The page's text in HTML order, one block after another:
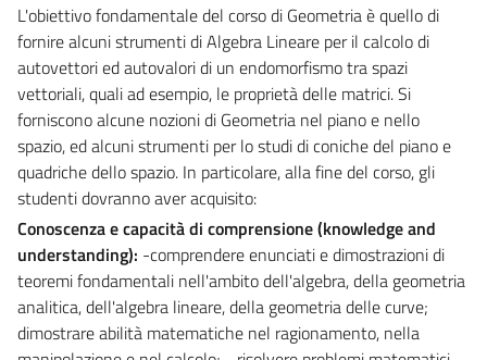
L'obiettivo fondamentale del corso di Geometria è quello di
fornire alcuni strumenti di Algebra Lineare per il calcolo di
autovettori ed autovalori di un endomorfismo tra spazi
vettoriali, quali ad esempio, le proprietà delle matrici. Si
forniscono alcune nozioni di Geometria nel piano e nello
spazio, ed alcuni strumenti per lo studi di coniche del piano e
quadriche dello spazio. In particolare, alla fine del corso, gli
studenti dovranno aver acquisito:
Conoscenza e capacità di comprensione (knowledge and
understanding): -comprendere enunciati e dimostrazioni di
teoremi fondamentali nell'ambito dell'algebra, della geometria
analitica, dell'algebra lineare, della geometria delle curve;
dimostrare abilità matematiche nel ragionamento, nella